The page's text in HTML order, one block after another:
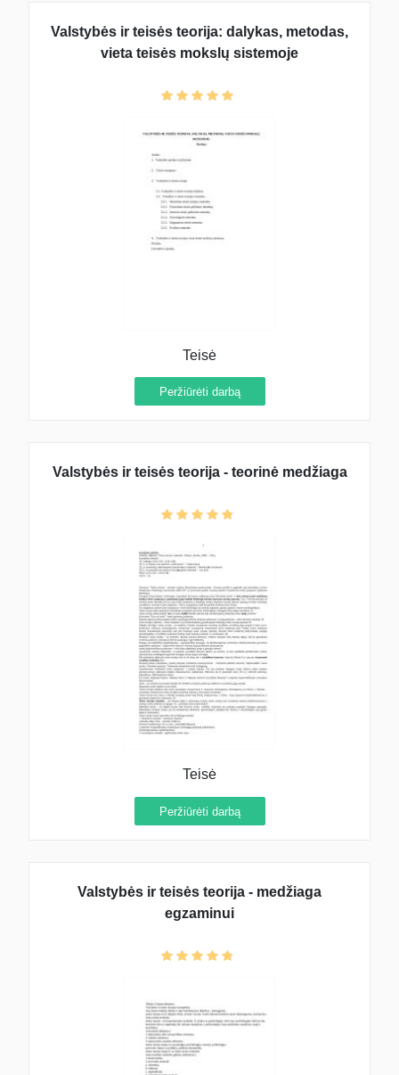
Valstybės ir teisės teorija: dalykas, metodas,
vieta teisės mokslų sistemoje
Teisė
Peržiūrėti darbą
Valstybės ir teisės teorija - teorinė medžiaga
Teisė
Peržiūrėti darbą
Valstybės ir teisės teorija - medžiaga
egzaminui